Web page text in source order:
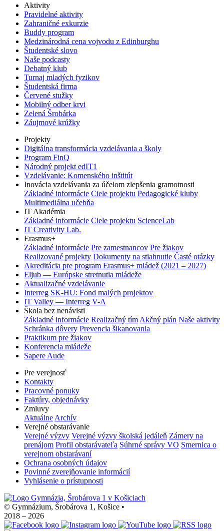
Aktivity
Pravidelné aktivity
Zahraničné exkurzie
Buddy program
Medzinárodná cena vojvodu z Edinburghu
Študentské slovo
Naše podcasty
Debatný klub
Turnaj mladých fyzikov
Študentská firma
Červené stužky
Mobilný odber krvi
Zelená Šrobárka
Záujmové krúžky
Projekty
Digitálna transformácia vzdelávania a školy
Program FinQ
Národný projekt edIT1
Vzdelávanie: Komenského inštitút
Inovácia vzdelávania za účelom zlepšenia gramotnosti
Základné informácie Ciele projektu Pedagogické kluby
Multimediálna učebňa
IT Akadémia
Základné informácie Ciele projektu ScienceLab
IT Creativity Lab.
Erasmus+
Základné informácie Pre zamestnancov Pre žiakov
Realizované projekty Dokumenty na stiahnutie Časté otázky
Akreditácia pre program Erasmus+ mládež (2021 – 2027)
Eljub — Európske stretnutia mládeže
Aktualizačné vzdelávanie
Interreg SK-HU: Fond malých projektov
IT Valley — Interreg V-A
Škola bez nenávisti
Základné informácie Realizačný tím Akčný plán Naše aktivity
Schránka dôvery Prevencia šikanovania
Praktikum pre žiakov
Konferencia mládeže
Sapere Aude
Pre verejnosť
Kontakty
Pracovné ponuky
Faktúry, objednávky
Zmluvy
Aktuálne Archív
Verejné obstarávanie
Verejné výzvy Verejné výzvy školská jedáleň Zámery na
prenájom Profil obstarávateľa Súhrné správy VO Smernica o
verejnom obstarávaní
Ochrana osobných údajov
Povinné zverejňovanie informácií
Vyhlásenie o prístupnosti
© Gymnázium, Šrobárova 1, Košice •
2018 – 2026